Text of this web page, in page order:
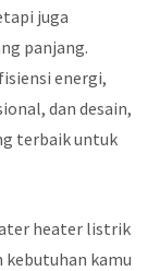
juga
panjang.
energi,
dan desain,
terbaik untuk
heater listrik
kamu